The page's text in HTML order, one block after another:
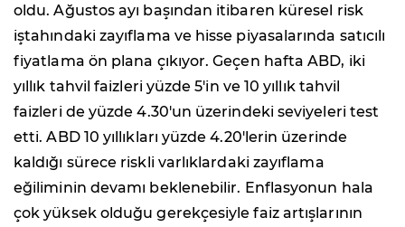
oldu. Ağustos ayı başından itibaren küresel risk
iştahındaki zayıflama ve hisse piyasalarında satıcılı
fiyatlama ön plana çıkıyor. Geçen hafta ABD, iki
yıllık tahvil faizleri yüzde 5'in ve 10 yıllık tahvil
faizleri de yüzde 4.30'un üzerindeki seviyeleri test
etti. ABD 10 yıllıkları yüzde 4.20'lerin üzerinde
kaldığı sürece riskli varlıklardaki zayıflama
eğiliminin devamı beklenebilir. Enflasyonun hala
çok yüksek olduğu gerekçesiyle faiz artışlarının